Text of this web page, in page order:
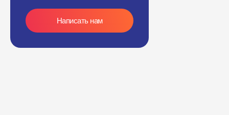
Написать нам